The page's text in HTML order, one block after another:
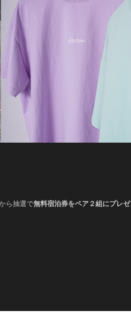
ら抽選で無料宿泊券をペア２組にプレ